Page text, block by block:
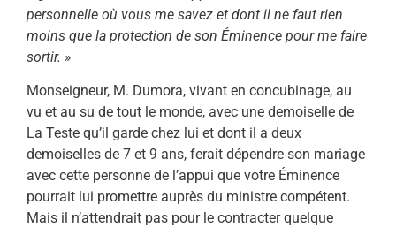
personnelle où vous me savez et dont il ne faut rien
moins que la protection de son Éminence pour me faire
sortir. »
Monseigneur, M. Dumora, vivant en concubinage, au
vu et au su de tout le monde, avec une demoiselle de
La Teste qu’il garde chez lui et dont il a deux
demoiselles de 7 et 9 ans, ferait dépendre son mariage
avec cette personne de l’appui que votre Éminence
pourrait lui promettre auprès du ministre compétent.
Mais il n’attendrait pas pour le contracter quelque